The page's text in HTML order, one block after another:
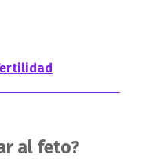
al feto?